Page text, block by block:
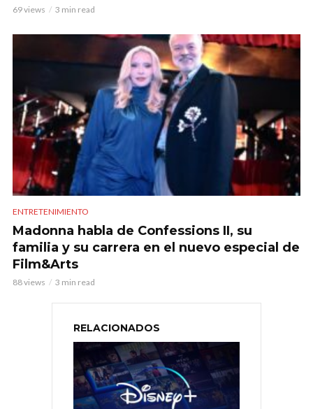
69 views 3 min read
ENTRETENIMIENTO
Madonna habla de Confessions II, su
familia y su carrera en el nuevo especial de
Film&Arts
88 views 3 min read
RELACIONADOS